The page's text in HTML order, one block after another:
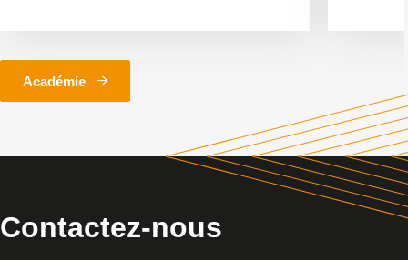
Académie
Contactez-nous